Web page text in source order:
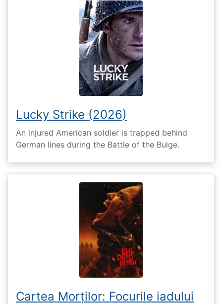
Lucky Strike (2026)
An injured American soldier is trapped behind
German lines during the Battle of the Bulge.
Cartea Morților: Focurile iadului